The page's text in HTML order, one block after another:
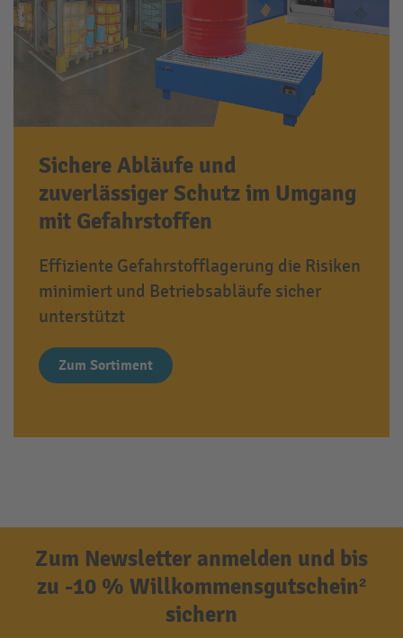
Sichere Abläufe und
zuverlässiger Schutz im Umgang
mit Gefahrstoffen
Effiziente Gefahrstofflagerung die Risiken
minimiert und Betriebsabläufe sicher
unterstützt
Zum Sortiment
Zum Newsletter anmelden und bis
zu -10 % Willkommensgutschein²
sichern